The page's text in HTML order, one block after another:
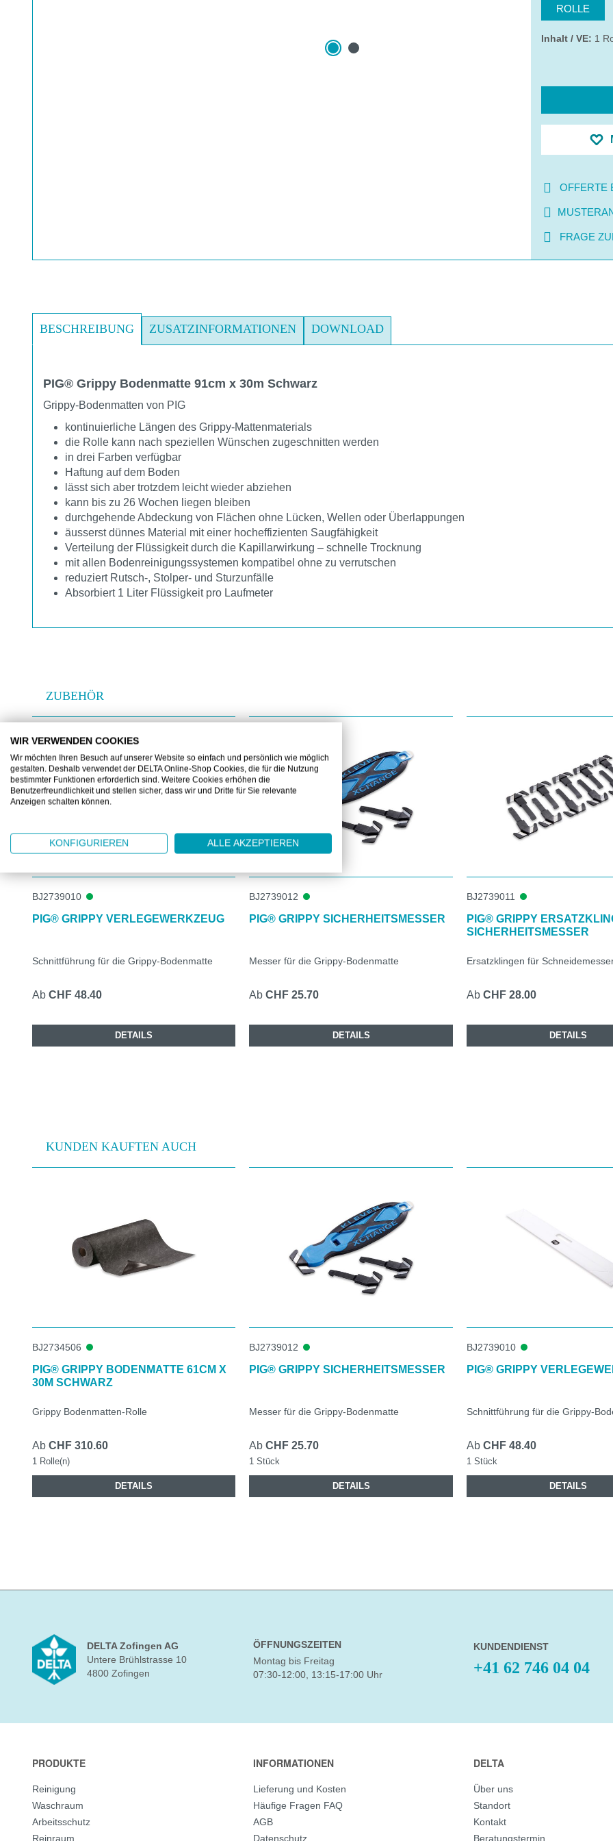
ROLLE
Inhalt / VE: 1
OFFERTE
FRAGE
BESCHREIBUNG ZUSATZINFORMATIONEN DOWNLOAD
PIG® Grippy Bodenmatte 91cm x 30m Schwarz
Grippy-Bodenmatten von PIG
kontinuierliche Längen des Grippy-Mattenmaterials
die Rolle kann nach speziellen Wünschen zugeschnitten werden
in drei Farben verfügbar
Haftung auf dem Boden
lässt sich aber trotzdem leicht wieder abziehen
kann bis zu 26 Wochen liegen bleiben
durchgehende Abdeckung von Flächen ohne Lücken, Wellen oder Überlappungen
äusserst dünnes Material mit einer hocheffizienten Saugfähigkeit
Verteilung der Flüssigkeit durch die Kapillarwirkung – schnelle Trocknung
mit allen Bodenreinigungssystemen kompatibel ohne zu verrutschen
reduziert Rutsch-, Stolper- und Sturzunfälle
Absorbiert 1 Liter Flüssigkeit pro Laufmeter
ZUBEHÖR
Produktgalerie überspringen
BJ2739010
PIG® GRIPPY VERLEGEWERKZEUG
Schnittführung für die Grippy-Bodenmatte
Ab CHF 48.40
DETAILS
BJ2739012
PIG® GRIPPY SICHERHEITSMESSER
Messer für die Grippy-Bodenmatte
AbCHF 25.70
DETAILS
BJ2739011
PIG® GRIPPY
SICHERHEITSMESSER
Ersatzklingen für
Ab CHF 28.00
DETAILS
KUNDEN KAUFTEN AUCH
Produktgalerie überspringen
BJ2734506
PIG® GRIPPY BODENMATTE 61CM X
30M SCHWARZ
Grippy Bodenmatten-Rolle
Ab CHF 310.60
1 Rolle(n)
DETAILS
BJ2739012
PIG® GRIPPY SICHERHEITSMESSER
Messer für die Grippy-Bodenmatte
AbCHF 25.70
1 Stück
DETAILS
BJ2739010
PIG® GRIPPY
Schnittführung für die Grippy-
Ab CHF 48.40
1 Stück
DETAILS
DELTA Zofingen AG
Untere Brühlstrasse 10
4800 Zofingen
ÖFFNUNGSZEITEN
Montag bis Freitag
07:30-12:00, 13:15-17:00 Uhr
KUNDENDIENST
+41 62 746 04 04
PRODUKTE
Reinigung
Waschraum
Arbeitsschutz
Reinraum
INFORMATIONEN
Lieferung und Kosten
Häufige Fragen FAQ
AGB
Datenschutz
DELTA
Über uns
Standort
Kontakt
Beratungstermin
WIR VERWENDEN COOKIES
Wir möchten Ihren Besuch auf unserer Website so einfach und persönlich wie möglich
gestalten. Deshalb verwendet der DELTA Online-Shop Cookies, die für die Nutzung
bestimmter Funktionen erforderlich sind. Weitere Cookies erhöhen die
Benutzerfreundlichkeit und stellen sicher, dass wir und Dritte für Sie relevante
Anzeigen schalten können.
KONFIGURIEREN ALLE AKZEPTIEREN